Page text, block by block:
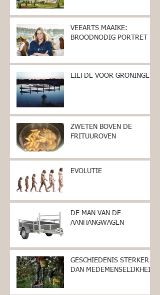
VEEARTS MAAIKE:
BROODNODIG PORTRET
LIEFDE VOOR GRONINGEN
ZWETEN BOVEN DE
FRITUUROVEN
EVOLUTIE
DE MAN VAN DE
AANHANGWAGEN
GESCHIEDENIS STERKER
DAN MEDEMENSELIJKHEID